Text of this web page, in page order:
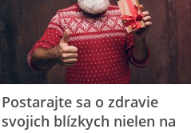
Postarajte sa o zdravie
svojich blízkych nielen na